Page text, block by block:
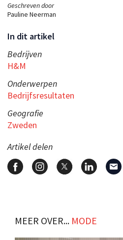
Geschreven door
Pauline Neerman
In dit artikel
Bedrijven
H&M
Onderwerpen
Bedrijfsresultaten
Geografie
Zweden
Artikel delen
MEER OVER... MODE